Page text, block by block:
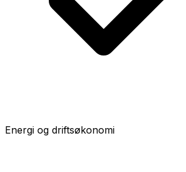
Energi og driftsøkonomi